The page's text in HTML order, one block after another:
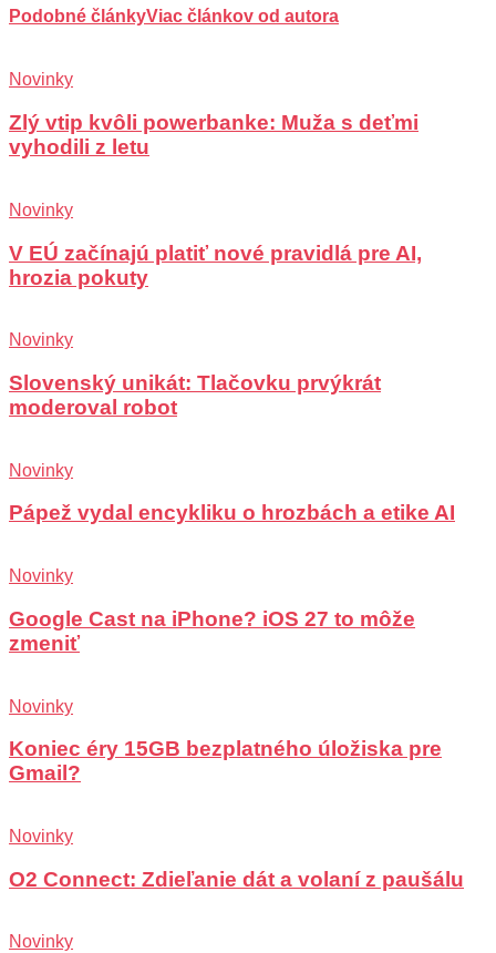
Podobné článkyViac článkov od autora
Novinky
Zlý vtip kvôli powerbanke: Muža s deťmi
vyhodili z letu
Novinky
V EÚ začínajú platiť nové pravidlá pre AI,
hrozia pokuty
Novinky
Slovenský unikát: Tlačovku prvýkrát
moderoval robot
Novinky
Pápež vydal encykliku o hrozbách a etike AI
Novinky
Google Cast na iPhone? iOS 27 to môže
zmeniť
Novinky
Koniec éry 15GB bezplatného úložiska pre
Gmail?
Novinky
O2 Connect: Zdieľanie dát a volaní z paušálu
Novinky